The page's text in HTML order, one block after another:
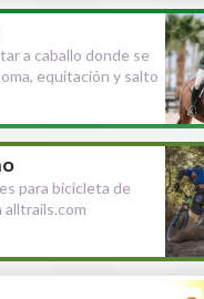
a caballo donde se
equitación y salto
para bicicleta de
alltrails.com